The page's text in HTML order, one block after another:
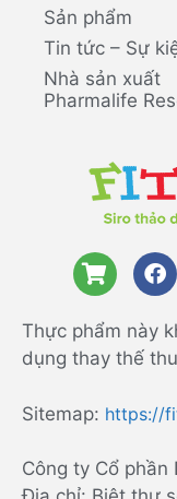
Sản phẩm
Tin tức – Sự
Nhà sản xuất
Pharmalife
Thực phẩm này
dụng thay thế
Sitemap: https://
Công ty Cổ phần